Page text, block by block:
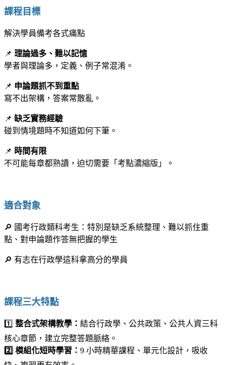
課程目標
解決學員備考各式痛點
📌 理論過多、難以記憶
學者與理論多，定義、例子常混淆。
📌 申論題抓不到重點
寫不出架構，答案常散亂。
📌 缺乏實務經驗
碰到情境題時不知道如何下筆。
📌 時間有限
不可能每章都熟讀，迫切需要「考點濃縮版」。
適合對象
🔎 國考行政類科考生：特別是缺乏系統整理、難以抓住重
點、對申論題作答無把握的學生
🔎 有志在行政學這科拿高分的學員
課程三大特點
1️⃣ 整合式架構教學： 結合行政學、公共政策、公共人資三科
核心章節，建立完整答題脈絡。
2️⃣ 模組化短時學習： 9 小時精華課程、單元化設計，吸收